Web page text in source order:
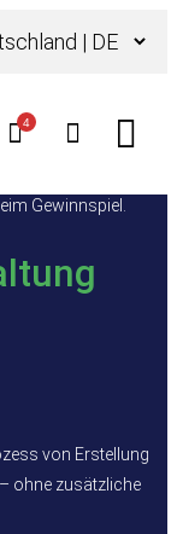
4
von Erstellung
ohne zusätzliche